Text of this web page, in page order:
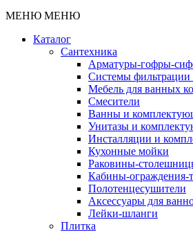
МЕНЮ МЕНЮ
Каталог
Сантехника
Арматуры-гофры-
Системы
Мебель для ванных
Смесители
Ванны и
Унитазы и
Инсталляции и
Кухонные мойки
Раковины-
Кабины-ограждения-
Полотенцесушители
Аксессуары для
Лейки-шланги
Плитка